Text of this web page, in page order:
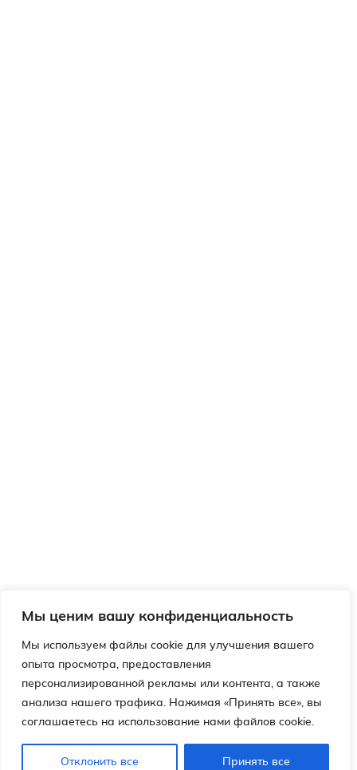
Мы ценим вашу конфиденциальность
Мы используем файлы cookie для улучшения вашего
опыта просмотра, предоставления
персонализированной рекламы или контента, а также
анализа нашего трафика. Нажимая «Принять все», вы
соглашаетесь на использование нами файлов cookie.
Отклонить все Принять все